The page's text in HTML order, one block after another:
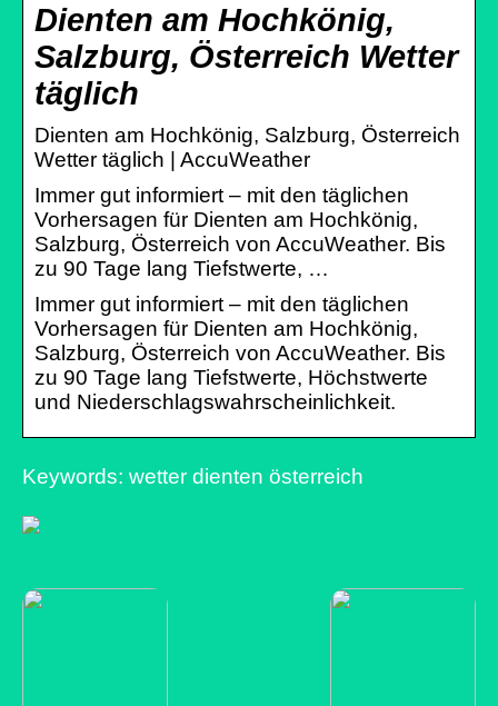
Dienten am Hochkönig,
Salzburg, Österreich Wetter
täglich
Dienten am Hochkönig, Salzburg, Österreich
Wetter täglich | AccuWeather
Immer gut informiert – mit den täglichen
Vorhersagen für Dienten am Hochkönig,
Salzburg, Österreich von AccuWeather. Bis
zu 90 Tage lang Tiefstwerte, …
Immer gut informiert – mit den täglichen
Vorhersagen für Dienten am Hochkönig,
Salzburg, Österreich von AccuWeather. Bis
zu 90 Tage lang Tiefstwerte, Höchstwerte
und Niederschlagswahrscheinlichkeit.
Keywords: wetter dienten österreich